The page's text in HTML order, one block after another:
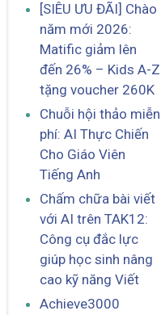
[SIÊU ƯU ĐÃI] Chào
năm mới 2026:
Matific giảm lên
đến 26% – Kids A-Z
tặng voucher 260K
Chuỗi hội thảo miễn
phí: AI Thực Chiến
Cho Giáo Viên
Tiếng Anh
Chấm chữa bài viết
với AI trên TAK12:
Công cụ đắc lực
giúp học sinh nâng
cao kỹ năng Viết
Achieve3000